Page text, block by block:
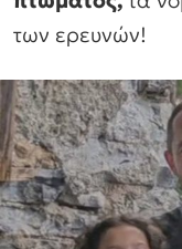
των ερευνών!